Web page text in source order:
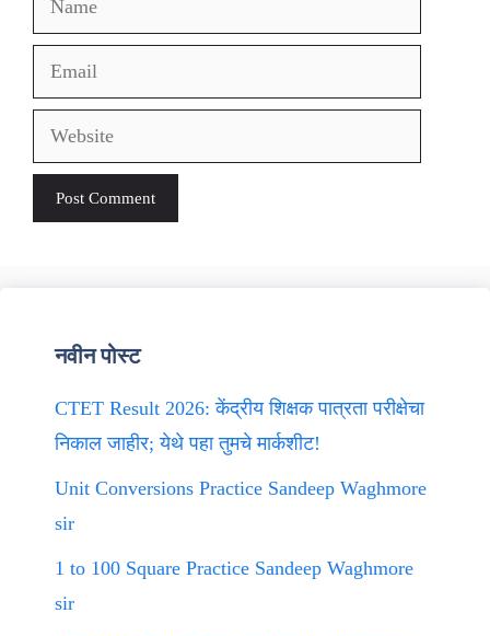
Email
Website
नवीन पोस्ट
CTET Result 2026: केंद्रीय शिक्षक पात्रता परीक्षेचा
निकाल जाहीर; येथे पहा तुमचे मार्कशीट!
Unit Conversions Practice Sandeep Waghmore
sir
1 to 100 Square Practice Sandeep Waghmore
sir